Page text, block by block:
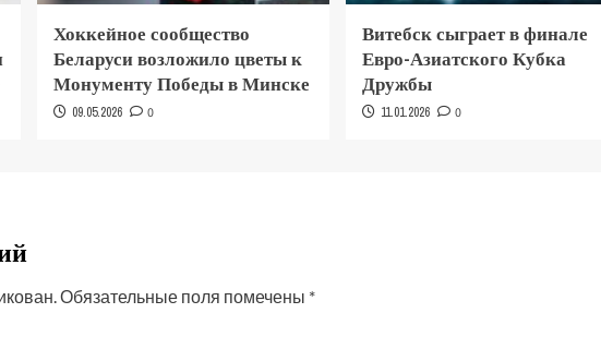
Хоккейное сообщество
Беларуси возложило цветы к
Монументу Победы в Минске
09.05.2026 0
Витебск сыграет в финале
Евро-Азиатского Кубка
Дружбы
11.01.2026 0
Обязательные поля помечены *